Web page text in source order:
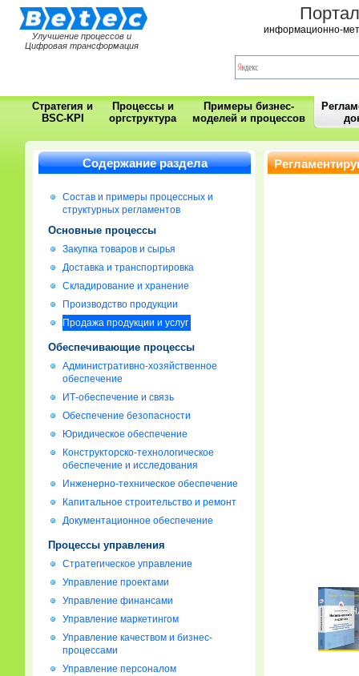
Улучшение процессов и
Цифровая трансформация
информационно-
Стратегия и
BSC-KPI
Процессы и
оргструктура
Примеры бизнес-
моделей и процессов
Содержание раздела
Состав и примеры процессных и
структурных регламентов
Основные процессы
Закупка товаров и сырья
Доставка и транспортировка
Складирование и хранение
Производство продукции
Продажа продукции и услуг
Обеспечивающие процессы
Административно-хозяйственное
обеспечение
ИТ-обеспечение и связь
Обеспечение безопасности
Юридическое обеспечение
Конструкторско-технологическое
обеспечение и исследования
Инженерно-техническое обеспечение
Капитальное строительство и ремонт
Документационное обеспечение
Процессы управления
Стратегическое управление
Управление проектами
Управление финансами
Управление маркетингом
Управление качеством и бизнес-
процессами
Управление персоналом